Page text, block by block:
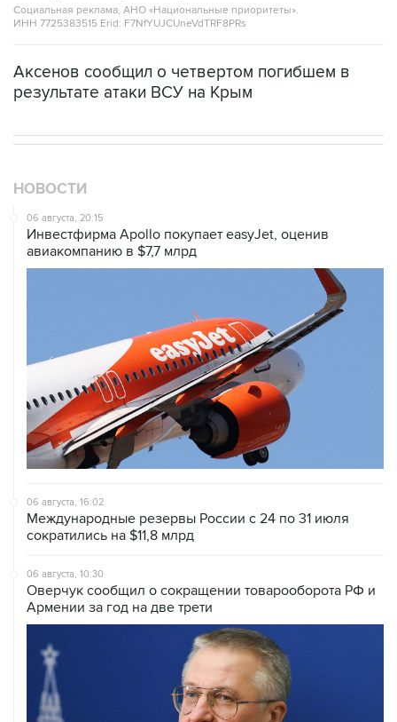
Социальная реклама, АНО «Национальные приоритеты».
ИНН 7725383515 Erid: F7NfYUJCUneVdTRF8PRs
Аксенов сообщил о четвертом погибшем в
результате атаки ВСУ на Крым
НОВОСТИ
06 августа, 20:15
Инвестфирма Apollo покупает easyJet, оценив
авиакомпанию в $7,7 млрд
06 августа, 16:02
Международные резервы России с 24 по 31 июля
сократились на $11,8 млрд
06 августа, 10:30
Оверчук сообщил о сокращении товарооборота РФ и
Армении за год на две трети